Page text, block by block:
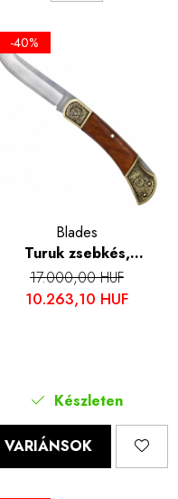
-40%
Blades
Turuk zsebkés,
kempingezés és túrázás,
420 rozsdamentes
17.000,00 HUF
10.263,10 HUF
Készleten
VARIÁNSOK